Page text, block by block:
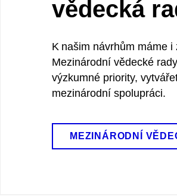
vědecká
K našim návrhům máme
Mezinárodní vědecké
výzkumné priority,
mezinárodní spolupráci.
MEZINÁRODNÍ